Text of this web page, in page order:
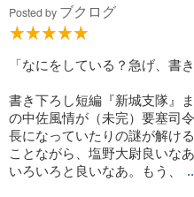
少ない」というのもまた事実
に描く本作品にはある種の居
する姿はやはり「英雄」とし
し、戦記ロマン小説として魅
す。
Posted by ブクログ
「なにをしている？急げ、書
書き下ろし短編『新城支隊』
の中佐風情が（未完）要塞司
長になっていたりの謎が解け
ことながら、塩野大尉良いな
いろいろと良いなあ。もう、